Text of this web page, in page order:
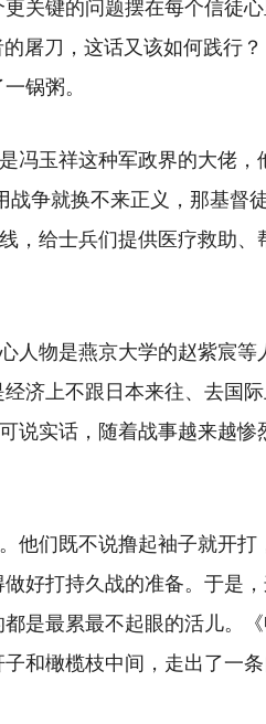
关键的问题摆在每个信徒
屠刀，这话又该如何践行
锅粥。
冯玉祥这种军政界的大佬
争就换不来正义，那基督
，给士兵们提供医疗救助
人物是燕京大学的赵紫宸等
济上不跟日本来往、去国
说实话，随着战事越来越
他们既不说撸起袖子就开
好打持久战的准备。于是
是最累最不起眼的活儿。
和橄榄枝中间，走出了一条